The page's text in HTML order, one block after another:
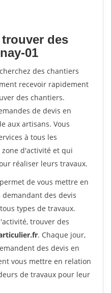
des
01
des chantiers
recevoir rapidement
des chantiers.
de devis en
aux artisans. Vous
à tous les
d'activité et qui
réaliser leurs travaux.
de vous mettre en
des devis
types de travaux.
trouver des
. Chaque jour,
des devis en
vous mettre en relation
de travaux pour leur